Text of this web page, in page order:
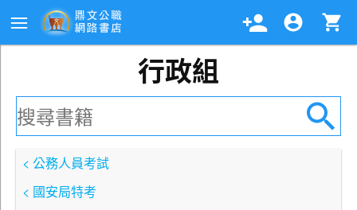
行政組
< 公務人員考試
< 國安局特考